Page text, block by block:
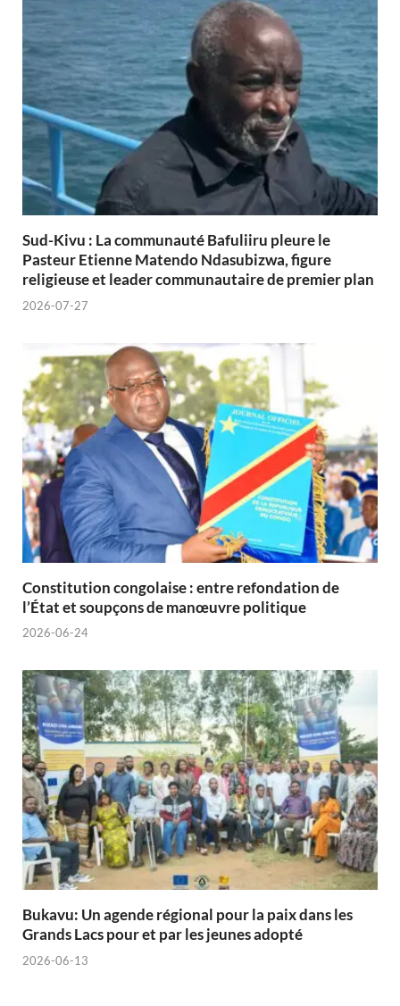
Sud-Kivu : La communauté Bafuliiru pleure le
Pasteur Etienne Matendo Ndasubizwa, figure
religieuse et leader communautaire de premier plan
2026-07-27
Constitution congolaise : entre refondation de
l’État et soupçons de manœuvre politique
2026-06-24
Bukavu: Un agende régional pour la paix dans les
Grands Lacs pour et par les jeunes adopté
2026-06-13